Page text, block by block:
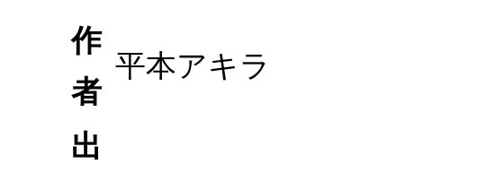
作
者
平本アキラ
出